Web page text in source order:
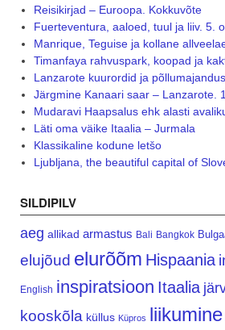
Reisikirjad – Euroopa. Kokkuvõte
Fuerteventura, aaloed, tuul ja liiv. 5.
Manrique, Teguise ja kollane
Timanfaya rahvuspark, koopad ja
Lanzarote kuurordid ja
Järgmine Kanaari saar – Lanzarote.
Mudaravi Haapsalus ehk alasti
Läti oma väike Itaalia – Jurmala
Klassikaline kodune letšo
Ljubljana, the beautiful capital of
SILDIPILV
aeg allikad armastus Bali Bangkok
elujõud elurõõm Hispaania
English inspiratsioon Itaalia
kooskõla küllus Küpros liikumine